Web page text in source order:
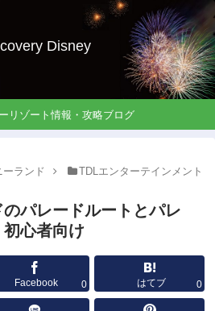
Disney
リゾート情報・攻略ブログ
ランド TDLエンターテインメント
パレードルートとパレ
心者向け
Facebook 0 はてブ 0